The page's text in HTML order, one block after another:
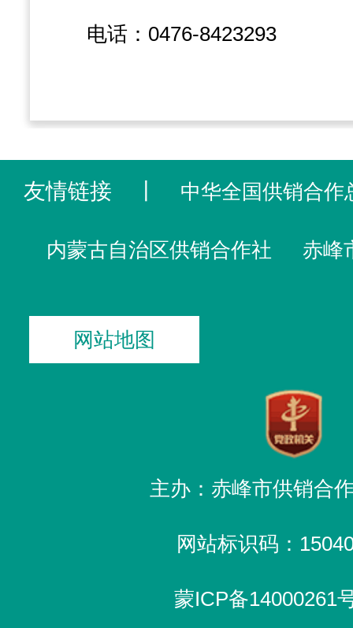
电话：0476-8423293
友情链接 中华全国供销合作
内蒙古自治区供销合作社 赤峰
网站地图
主办：赤峰市供销合
网站标识码：
蒙ICP备14000261